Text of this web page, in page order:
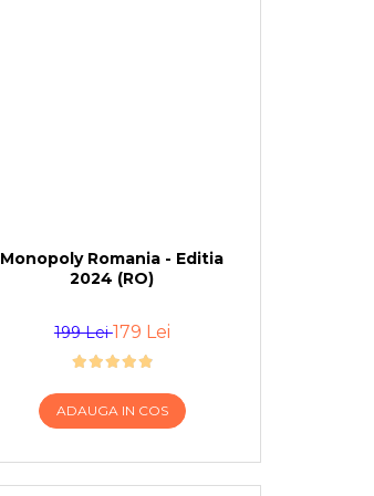
Monopoly Romania - Editia
2024 (RO)
199 Lei179 Lei
ADAUGA IN COS